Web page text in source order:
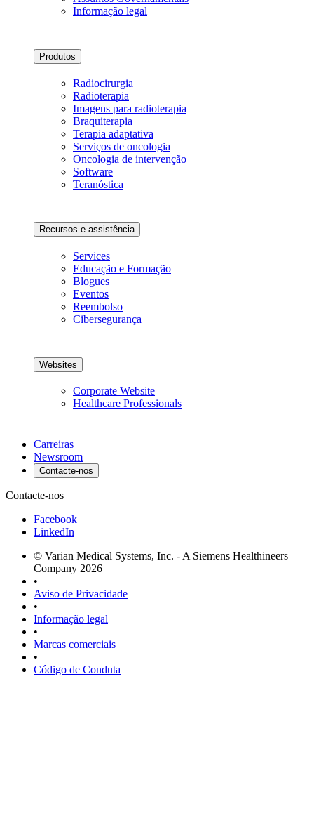
Informação legal
Produtos
Radiocirurgia
Radioterapia
Imagens para radioterapia
Braquiterapia
Terapia adaptativa
Serviços de oncologia
Oncologia de intervenção
Software
Teranóstica
Recursos e assistência
Services
Educação e Formação
Blogues
Eventos
Reembolso
Cibersegurança
Websites
Corporate Website
Healthcare Professionals
Carreiras
Newsroom
Contacte-nos
Contacte-nos
Facebook
LinkedIn
© Varian Medical Systems, Inc. - A Siemens Healthineers
Company 2026
•
Aviso de Privacidade
•
Informação legal
•
Marcas comerciais
•
Código de Conduta